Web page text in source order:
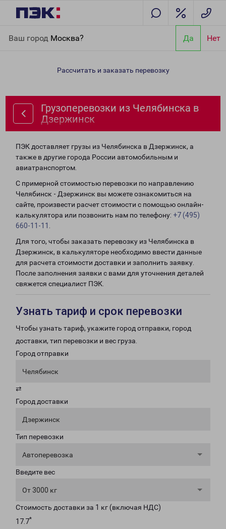
Ваш город Москва? Да Нет
Дзержинск
Рассчитать и заказать перевозку
Грузоперевозки из Челябинска в
Дзержинск
ПЭК доставляет грузы из Челябинска в Дзержинск, а
также в другие города России автомобильным и
авиатранспортом.
С примерной стоимостью перевозки по направлению
Челябинск - Дзержинск вы можете ознакомиться на
сайте, произвести расчет стоимости с помощью онлайн-
калькулятора или позвонить нам по телефону: +7 (495)
660-11-11
Для того, чтобы заказать перевозку из Челябинска в
Дзержинск, в калькуляторе необходимо ввести данные
для расчета стоимости доставки и заполнить заявку.
После заполнения заявки с вами для уточнения деталей
свяжется специалист ПЭК.
Узнать тариф и срок перевозки
Чтобы узнать тариф, укажите город отправки, город
доставки, тип перевозки и вес груза.
Город отправки
Челябинск
⇄
Город доставки
Дзержинск
Тип перевозки
Автоперевозка
Введите вес
От 3000 кг
Стоимость доставки за 1 кг (включая НДС)
17.7*